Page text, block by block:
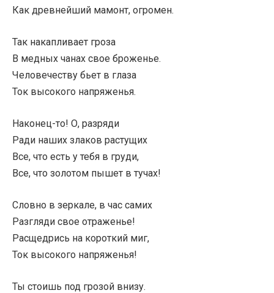
Как древнейший мамонт, огромен.
Так накапливает гроза
В медных чанах свое броженье.
Человечеству бьет в глаза
Ток высокого напряженья.
Наконец-то! О, разряди
Ради наших злаков растущих
Все, что есть у тебя в груди,
Все, что золотом пышет в тучах!
Словно в зеркале, в час самих
Разгляди свое отраженье!
Расщедрись на короткий миг,
Ток высокого напряженья!
Ты стоишь под грозой внизу.